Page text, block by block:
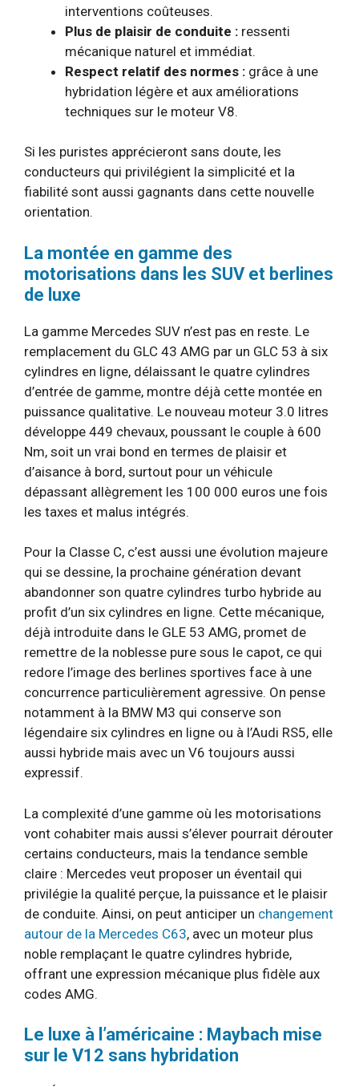
interventions coûteuses.
Plus de plaisir de conduite : ressenti
mécanique naturel et immédiat.
Respect relatif des normes : grâce à une
hybridation légère et aux améliorations
techniques sur le moteur V8.
Si les puristes apprécieront sans doute, les
conducteurs qui privilégient la simplicité et la
fiabilité sont aussi gagnants dans cette nouvelle
orientation.
La montée en gamme des
motorisations dans les SUV et berlines
de luxe
La gamme Mercedes SUV n’est pas en reste. Le
remplacement du GLC 43 AMG par un GLC 53 à six
cylindres en ligne, délaissant le quatre cylindres
d’entrée de gamme, montre déjà cette montée en
puissance qualitative. Le nouveau moteur 3.0 litres
développe 449 chevaux, poussant le couple à 600
Nm, soit un vrai bond en termes de plaisir et
d’aisance à bord, surtout pour un véhicule
dépassant allègrement les 100 000 euros une fois
les taxes et malus intégrés.
Pour la Classe C, c’est aussi une évolution majeure
qui se dessine, la prochaine génération devant
abandonner son quatre cylindres turbo hybride au
profit d’un six cylindres en ligne. Cette mécanique,
déjà introduite dans le GLE 53 AMG, promet de
remettre de la noblesse pure sous le capot, ce qui
redore l’image des berlines sportives face à une
concurrence particulièrement agressive. On pense
notamment à la BMW M3 qui conserve son
légendaire six cylindres en ligne ou à l’Audi RS5, elle
aussi hybride mais avec un V6 toujours aussi
expressif.
La complexité d’une gamme où les motorisations
vont cohabiter mais aussi s’élever pourrait dérouter
certains conducteurs, mais la tendance semble
claire : Mercedes veut proposer un éventail qui
privilégie la qualité perçue, la puissance et le plaisir
de conduite. Ainsi, on peut anticiper un changement
autour de la Mercedes C63, avec un moteur plus
noble remplaçant le quatre cylindres hybride,
offrant une expression mécanique plus fidèle aux
codes AMG.
Le luxe à l’américaine : Maybach mise
sur le V12 sans hybridation